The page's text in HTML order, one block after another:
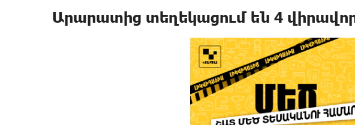
Արարատից տեղեկացում են 4